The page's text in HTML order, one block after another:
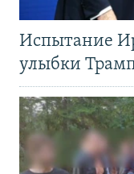
Испытание
улыбки